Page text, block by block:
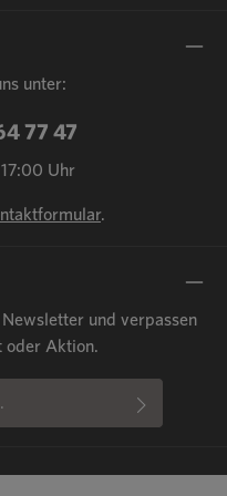
unter:
77 47
Uhr
.
und verpassen
oder Aktion.